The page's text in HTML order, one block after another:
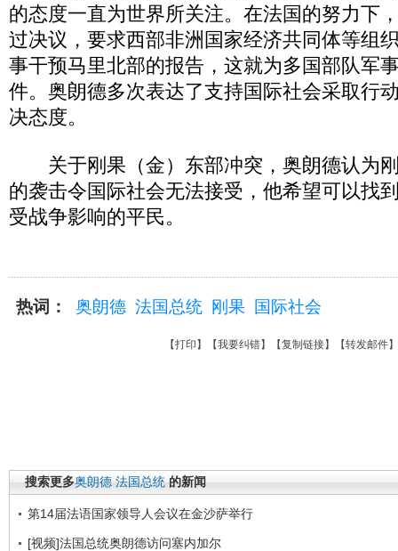
的态度一直为世界所关注。在法国的努力下
过决议，要求西部非洲国家经济共同体等组
事干预马里北部的报告，这就为多国部队军
件。奥朗德多次表达了支持国际社会采取行
决态度。
关于刚果（金）东部冲突，奥朗德认为
的袭击令国际社会无法接受，他希望可以找
受战争影响的平民。
热词： 奥朗德 法国总统 刚果 国际社会
【打印 】【我要纠错】【复制链接】【转发邮件
搜索更多奥朗德 法国总统 的新闻
第14届法语国家领导人会议在金沙萨举行
[视频]法国总统奥朗德访问塞内加尔